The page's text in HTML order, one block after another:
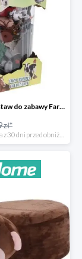
Dziecięcy zestaw do zabawy Farm animals Collection -26%
zł*
*najniższa cena z 30 dni przed obniżką